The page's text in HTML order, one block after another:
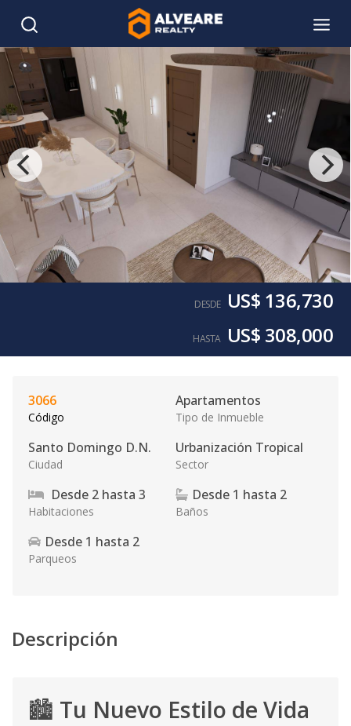
DESDE US$ 136,730
HASTA US$ 308,000
3066
Código
Apartamentos
Tipo de Inmueble
Santo Domingo D.N.
Ciudad
Urbanización Tropical
Sector
Desde 2 hasta 3
Habitaciones
Desde 1 hasta 2
Baños
Desde 1 hasta 2
Parqueos
Descripción
🏙️ Tu Nuevo Estilo de Vida